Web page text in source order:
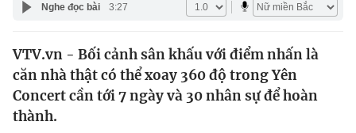
Y tế
Thế giới
Tin tức
Thế giới đó đây
Kinh tế
Nghe đọc bài 3:27
VTV.vn - Bối cảnh sân khấu với điểm nhấn là
căn nhà thật có thể xoay 360 độ trong Yên
Concert cần tới 7 ngày và 30 nhân sự để hoàn
thành.